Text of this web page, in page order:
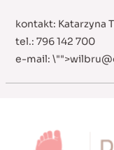
kontakt: Katarzyna
tel.: 796 142 700
e-mail: \"">